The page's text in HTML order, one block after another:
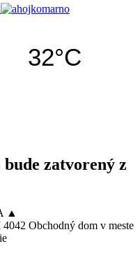
32°C
zatvorený z
▲